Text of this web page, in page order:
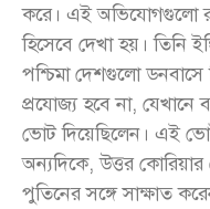
করে। এই অভিযোগগুলো
হিসেবে দেখা হয়। তিনি
পশ্চিমা দেশগুলো ডনবাসে
প্রযোজ্য হবে না, যেখানে
ভোট দিয়েছিলেন। এই
অন্যদিকে, উত্তর
পুতিনের সঙ্গে সাক্ষাত